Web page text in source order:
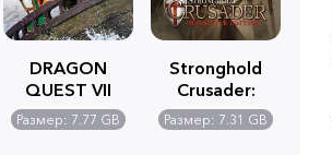
DRAGON
QUEST VII
Reimagined
Размер: 7.77 GB
Stronghold
Crusader:
Definitive
Edition
Размер: 7.31 GB